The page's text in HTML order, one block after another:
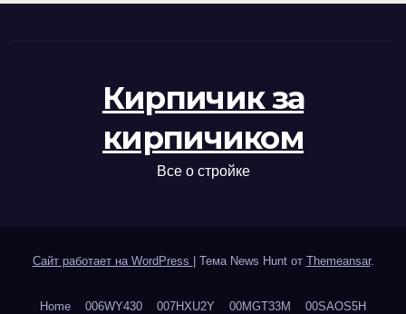
Кирпичик за
кирпичиком
Все о стройке
Сайт работает на WordPress | Тема News Hunt от Themeansar.
Home 006WY430 007HXU2Y 00MGT33M 00SAOS5H